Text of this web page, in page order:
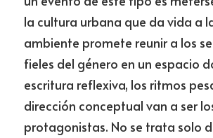
la cultura urbana que da vida a
ambiente promete reunir a los
fieles del género en un espacio
escritura reflexiva, los ritmos
dirección conceptual van a ser
protagonistas. No se trata solo